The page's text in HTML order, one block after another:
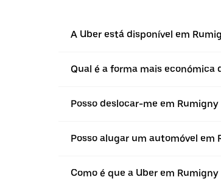
A Uber está disponível em
Qual é a forma mais económica
Posso deslocar-me em
Posso alugar um automóvel em
Como é que a Uber em